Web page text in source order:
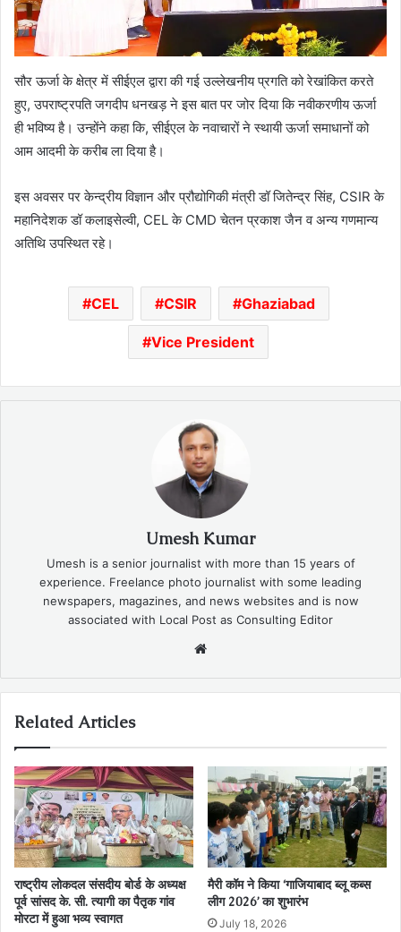
सौर ऊर्जा के क्षेत्र में सीईएल द्वारा की गई उल्लेखनीय प्रगति को रेखांकित करते
हुए, उपराष्ट्रपति जगदीप धनखड़ ने इस बात पर जोर दिया कि नवीकरणीय ऊर्जा
ही भविष्य है। उन्होंने कहा कि, सीईएल के नवाचारों ने स्थायी ऊर्जा समाधानों को
आम आदमी के करीब ला दिया है।
इस अवसर पर केन्द्रीय विज्ञान और प्रौद्योगिकी मंत्री डॉ जितेन्द्र सिंह, CSIR के
महानिदेशक डॉ कलाइसेल्वी, CEL के CMD चेतन प्रकाश जैन व अन्य गणमान्य
अतिथि उपस्थित रहे।
CEL CSIR Ghaziabad
Vice President
Umesh Kumar
Umesh is a senior journalist with more than 15 years of
experience. Freelance photo journalist with some leading
newspapers, magazines, and news websites and is now
associated with Local Post as Consulting Editor
Related Articles
राष्ट्रीय लोकदल संसदीय बोर्ड के अध्यक्ष
पूर्व सांसद के. सी. त्यागी का पैतृक गांव
मोरटा में हुआ भव्य स्वागत
मैरी कॉम ने किया ‘गाजियाबाद ब्लू कब्स
लीग 2026’ का शुभारंभ
July 18, 2026